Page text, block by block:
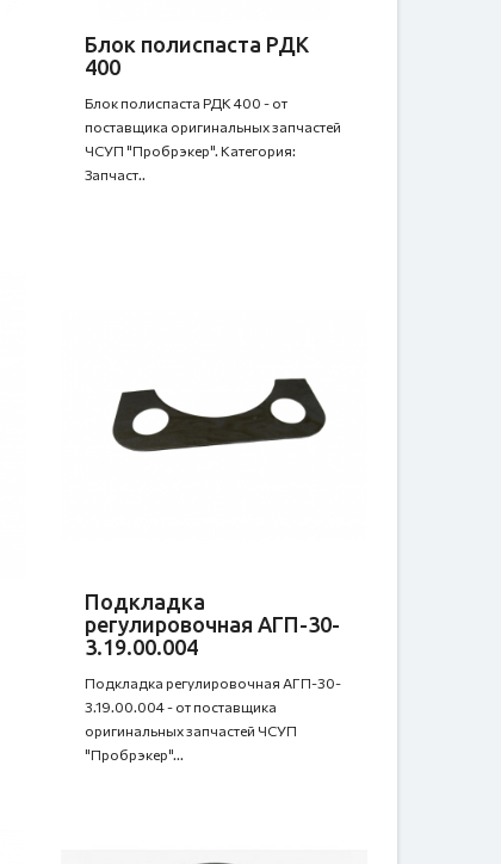
Блок полиспаста РДК
400
Блок полиспаста РДК 400 - от
поставщика оригинальных запчастей
ЧСУП "Пробрэкер". Категория:
Запчаст..
Подкладка
регулировочная АГП-30-
3.19.00.004
Подкладка регулировочная АГП-30-
3.19.00.004 - от поставщика
оригинальных запчастей ЧСУП
"Пробрэкер"...